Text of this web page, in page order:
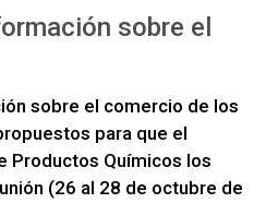
sobre el
sobre el comercio de los
para que el
Productos Químicos los
(26 al 28 de octubre de